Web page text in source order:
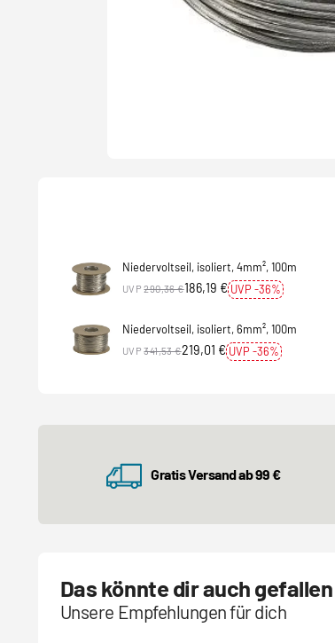
Niedervoltseil, isoliert, 4mm², 100m
186,19 € UVP -36%
UVP 290,36 €
Niedervoltseil, isoliert, 6mm², 100m
219,01 € UVP -36%
UVP 341,53 €
Gratis Versand ab 99 €
Das könnte dir auch gefallen
Unsere Empfehlungen für dich